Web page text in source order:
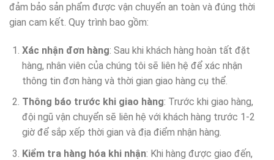
đảm bảo sản phẩm được vận chuyển an toàn và đúng thời
gian cam kết. Quy trình bao gồm:
Xác nhận đơn hàng: Sau khi khách hàng hoàn tất đặt
hàng, nhân viên của chúng tôi sẽ liên hệ để xác nhận
thông tin đơn hàng và thời gian giao hàng cụ thể.
Thông báo trước khi giao hàng: Trước khi giao hàng,
đội ngũ vận chuyển sẽ liên hệ với khách hàng trước 1-2
giờ để sắp xếp thời gian và địa điểm nhận hàng.
Kiểm tra hàng hóa khi nhận: Khi hàng được giao đến,